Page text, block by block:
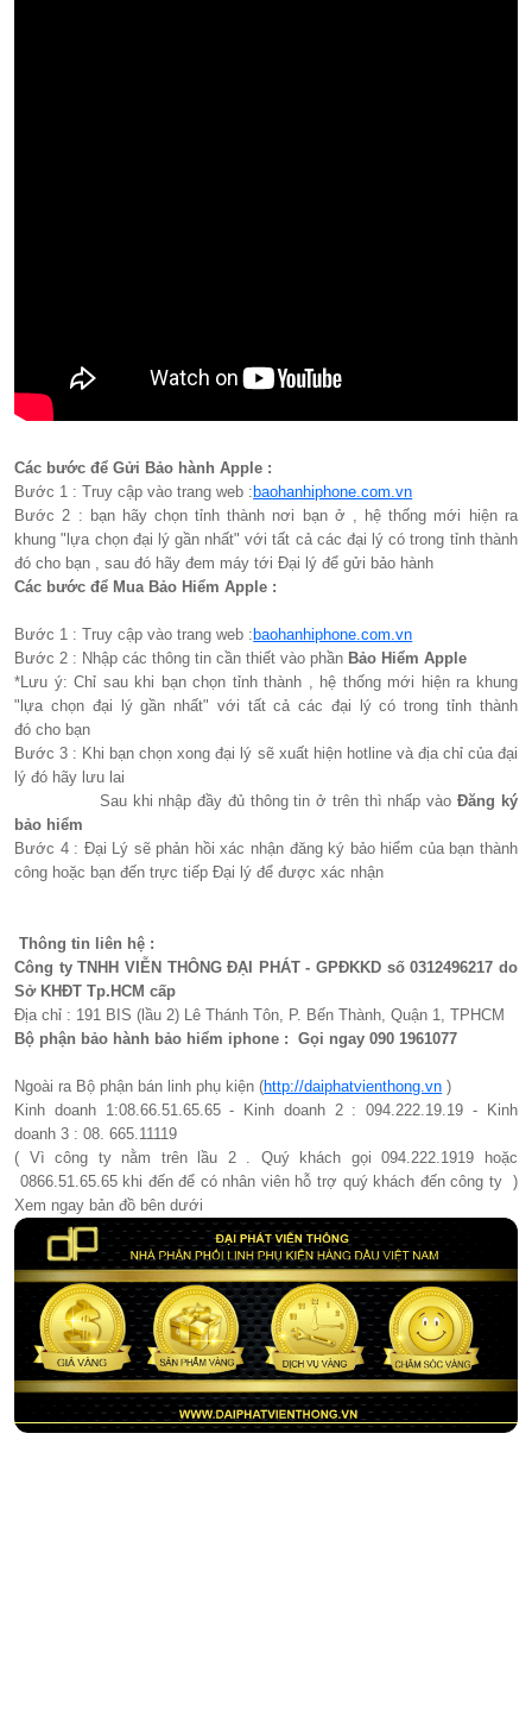
Các bước để Gửi Bảo hành Apple :
Bước 1 : Truy cập vào trang web : baohanhiphone.com.vn
Bước 2 : bạn hãy chọn tỉnh thành nơi bạn ở , hệ thống mới hiện ra
khung "lựa chọn đại lý gần nhất" với tất cả các đại lý có trong tỉnh thành
đó cho bạn , sau đó hãy đem máy tới Đại lý để gửi bảo hành
Các bước để Mua Bảo Hiểm Apple :
Bước 1 : Truy cập vào trang web : baohanhiphone.com.vn
Bước 2 : Nhập các thông tin cần thiết vào phần Bảo Hiểm Apple
*Lưu ý: Chỉ sau khi bạn chọn tỉnh thành , hệ thống mới hiện ra khung
"lựa chọn đại lý gần nhất" với tất cả các đại lý có trong tỉnh thành
đó cho bạn
Bước 3 : Khi bạn chọn xong đại lý sẽ xuất hiện hotline và địa chỉ của đại
lý đó hãy lưu lai
Sau khi nhập đầy đủ thông tin ở trên thì nhấp vào Đăng ký
bảo hiểm
Bước 4 : Đại Lý sẽ phản hồi xác nhận đăng ký bảo hiểm của bạn thành
công hoặc bạn đến trực tiếp Đại lý để được xác nhận
Thông tin liên hệ :
Công ty TNHH VIỄN THÔNG ĐẠI PHÁT - GPĐKKD số 0312496217 do
Sở KHĐT Tp.HCM cấp
Địa chỉ : 191 BIS (lầu 2) Lê Thánh Tôn, P. Bến Thành, Quận 1, TPHCM
Bộ phận bảo hành bảo hiểm iphone : Gọi ngay 090 1961077​
Ngoài ra Bộ phận bán linh phụ kiện (http://daiphatvienthong.vn )
Kinh doanh 1:08.66.51.65.65 - Kinh doanh 2 : 094.222.19.19 - Kinh
doanh 3 : 08. 665.11119
( Vì công ty nằm trên lầu 2 . Quý khách gọi 094.222.1919 hoặc
0866.51.65.65 khi đến để có nhân viên hỗ trợ quý khách đến công ty )
Xem ngay bản đồ bên dưới